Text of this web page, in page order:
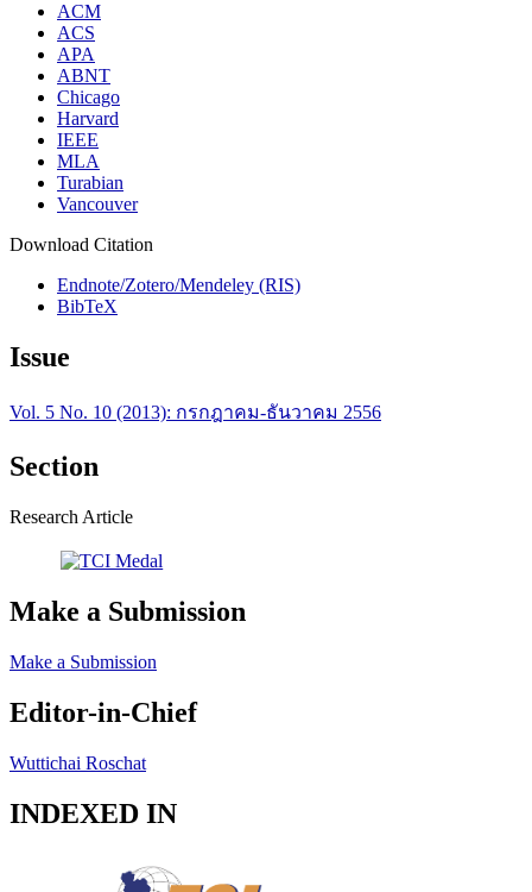
ACM
ACS
APA
ABNT
Chicago
Harvard
IEEE
MLA
Turabian
Vancouver
Download Citation
Endnote/Zotero/Mendeley (RIS)
BibTeX
Issue
Vol. 5 No. 10 (2013): กรกฎาคม-ธันวาคม 2556
Section
Research Article
Make a Submission
Make a Submission
Editor-in-Chief
Wuttichai Roschat
INDEXED IN